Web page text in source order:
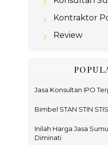
Kontraktor
Review
Jasa Konsultan IPO
Bimbel STAN STIN STIS
Inilah Harga Jasa
Diminati